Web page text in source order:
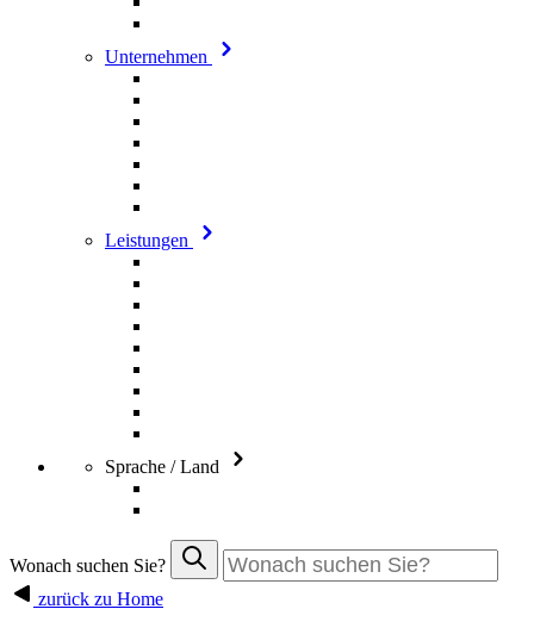
Unternehmen
Leistungen
Sprache / Land
Wonach suchen Sie?
zurück zu Home